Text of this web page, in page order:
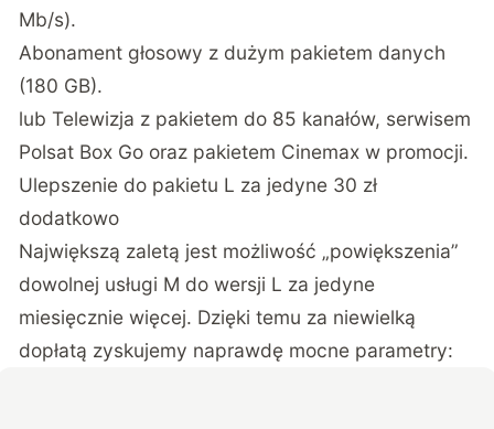
Mb/s).
Abonament głosowy z dużym pakietem danych
(180 GB).
lub Telewizja z pakietem do 85 kanałów, serwisem
Polsat Box Go oraz pakietem Cinemax w promocji.
Ulepszenie do pakietu L za jedyne 30 zł
dodatkowo
Największą zaletą jest możliwość „powiększenia”
dowolnej usługi M do wersji L za jedyne
miesięcznie więcej. Dzięki temu za niewielką
dopłatą zyskujemy naprawdę mocne parametry: